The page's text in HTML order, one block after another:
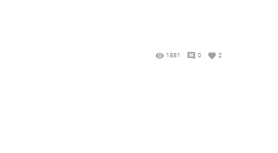
1881 0 2